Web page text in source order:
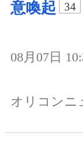
意喚起
34
08月07日
オリコンニ